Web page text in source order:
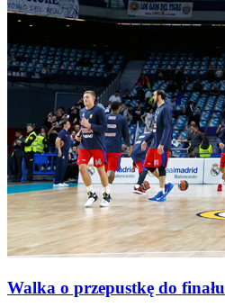
Walka o przepustkę do finału